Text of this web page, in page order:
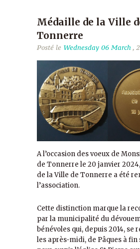
Médaille de la Ville
Tonnerre
Posté le Wednesday 06 March ,
A l’occasion des voeux de
de Tonnerre le 20 janvier
de la Ville de Tonnerre a été
l’association.
Cette distinction marque la
par la municipalité du
bénévoles qui, depuis 2014, se
les après-midi, de Pâques à